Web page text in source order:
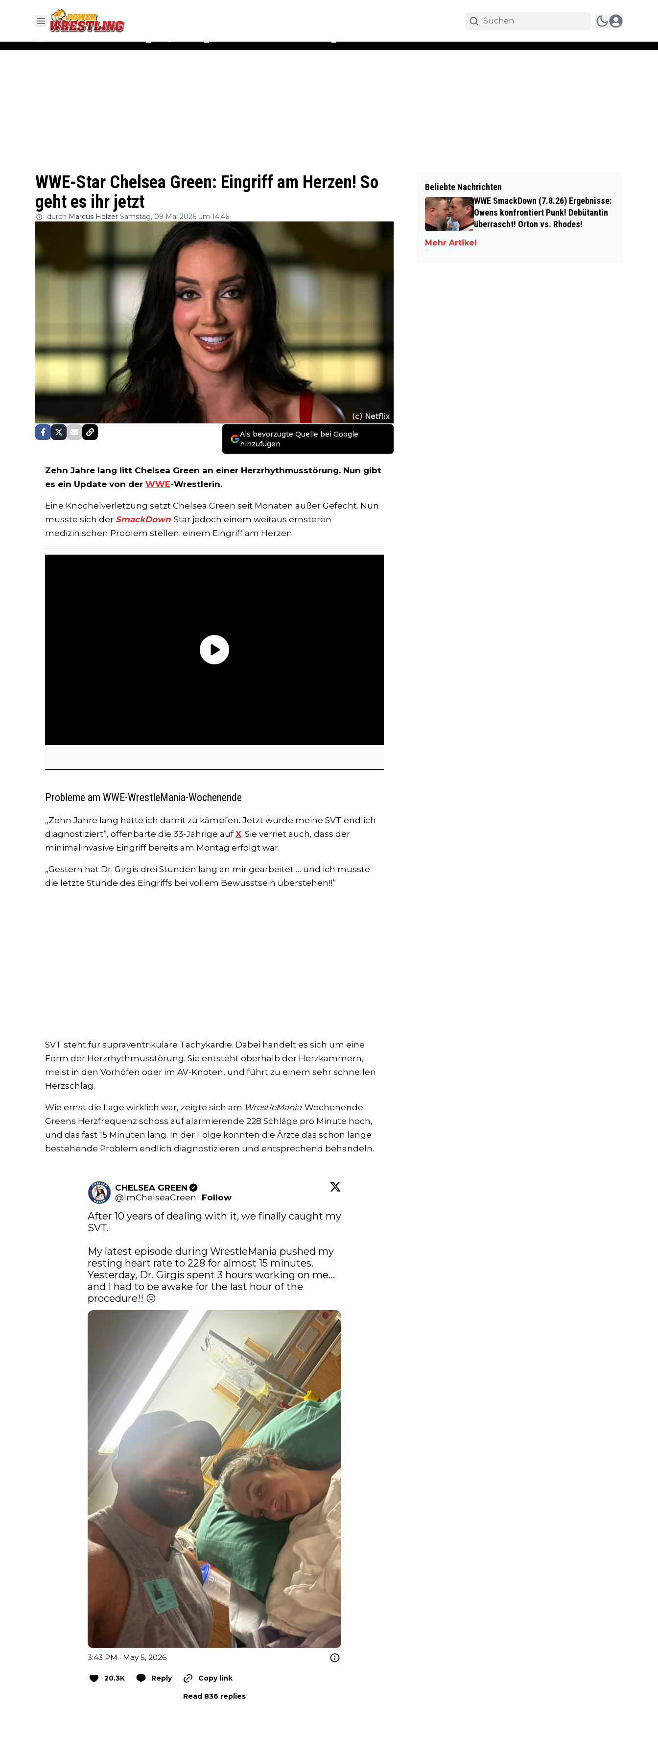
WWE-Star Chelsea Green: Eingriff am Herzen! So
geht es ihr jetzt
durch Marcus Holzer Samstag, 09 Mai 2026 um 14:46
Als bevorzugte Quelle bei Google
hinzufügen
Zehn Jahre lang litt Chelsea Green an einer Herzrhythmusstörung. Nun gibt
es ein Update von der WWE-Wrestlerin.
Eine Knöchelverletzung setzt Chelsea Green seit Monaten außer Gefecht. Nun
musste sich der SmackDown-Star jedoch einem weitaus ernsteren
medizinischen Problem stellen: einem Eingriff am Herzen.
Probleme am WWE-WrestleMania-Wochenende
„Zehn Jahre lang hatte ich damit zu kämpfen. Jetzt wurde meine SVT endlich
diagnostiziert“, offenbarte die 33-Jährige aufX. Sie verriet auch, dass der
minimalinvasive Eingriff bereits am Montag erfolgt war.
„Gestern hat Dr. Girgis drei Stunden lang an mir gearbeitet … und ich musste
die letzte Stunde des Eingriffs bei vollem Bewusstsein überstehen!!“
SVT steht für supraventrikuläre Tachykardie. Dabei handelt es sich um eine
Form der Herzrhythmusstörung. Sie entsteht oberhalb der Herzkammern,
meist in den Vorhöfen oder im AV-Knoten, und führt zu einem sehr schnellen
Herzschlag.
Wie ernst die Lage wirklich war, zeigte sich am WrestleMania-Wochenende.
Greens Herzfrequenz schoss auf alarmierende 228 Schläge pro Minute hoch,
und das fast 15 Minuten lang. In der Folge konnten die Ärzte das schon lange
bestehende Problem endlich diagnostizieren und entsprechend behandeln.
CHELSEA GREEN
@ImChelseaGreen · Follow
After 10 years of dealing with it, we finally caught my
SVT.
My latest episode during WrestleMania pushed my
resting heart rate to 228 for almost 15 minutes.
Yesterday, Dr. Girgis spent 3 hours working on me…
and I had to be awake for the last hour of the
procedure!! 😖
3:43 PM · May 5, 2026
20.3K Reply Copy link
Read 836 replies
Beliebte Nachrichten
WWE SmackDown (7.8.26) Ergebnisse:
Owens konfrontiert Punk! Debütantin
überrascht! Orton vs. Rhodes!
Mehr Artikel